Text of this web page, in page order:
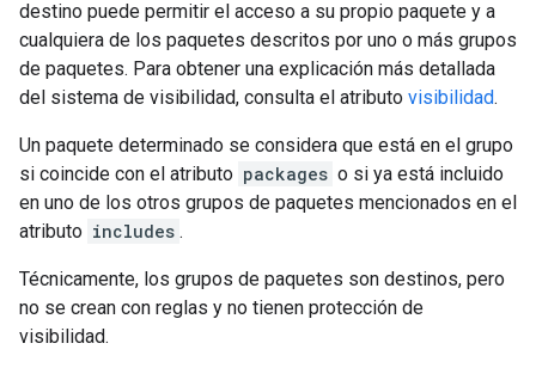
destino puede permitir el acceso a su propio paquete y a
cualquiera de los paquetes descritos por uno o más grupos
de paquetes. Para obtener una explicación más detallada
del sistema de visibilidad, consulta el atributo visibilidad.
Un paquete determinado se considera que está en el grupo
si coincide con el atributo packages o si ya está incluido
en uno de los otros grupos de paquetes mencionados en el
atributo includes .
Técnicamente, los grupos de paquetes son destinos, pero
no se crean con reglas y no tienen protección de
visibilidad.